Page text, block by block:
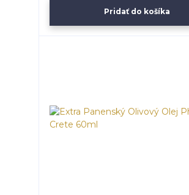
Pridať do košíka